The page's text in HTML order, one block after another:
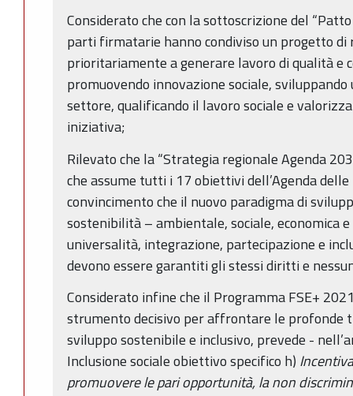
Considerato che con la sottoscrizione del
parti firmatarie hanno condiviso un progetto di
prioritariamente a generare lavoro di qualità e
promuovendo innovazione sociale,
settore, qualificando il lavoro sociale e
iniziativa;
Rilevato che la “Strategia regionale Agenda
che assume tutti i 17 obiettivi dell’Agenda
convincimento che il nuovo paradigma di
sostenibilità – ambientale, sociale, economica
universalità, integrazione, partecipazione e
devono essere garantiti gli stessi diritti e
Considerato infine che il Programma FSE+
strumento decisivo per affrontare le profonde
sviluppo sostenibile e inclusivo, prevede -
Inclusione sociale obiettivo specifico h)
promuovere le pari opportunità, la non